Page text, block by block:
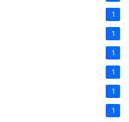
1
1
1
1
1
1